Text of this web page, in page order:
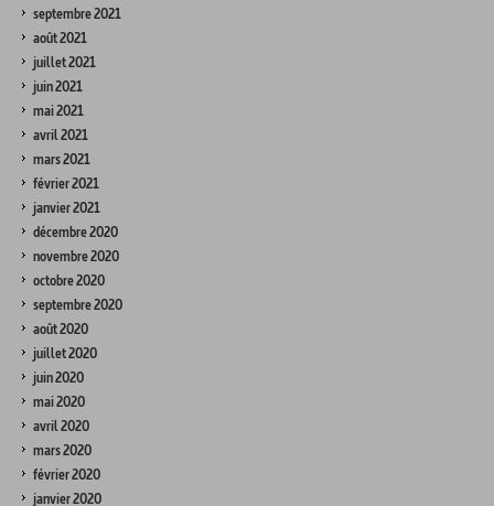
septembre 2021
août 2021
juillet 2021
juin 2021
mai 2021
avril 2021
mars 2021
février 2021
janvier 2021
décembre 2020
novembre 2020
octobre 2020
septembre 2020
août 2020
juillet 2020
juin 2020
mai 2020
avril 2020
mars 2020
février 2020
janvier 2020